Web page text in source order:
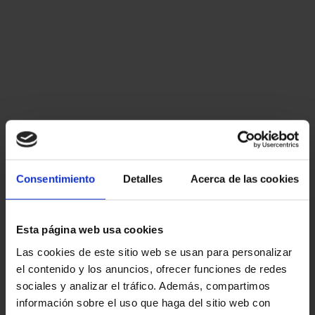
Consentimiento Detalles Acerca de las cookies
Esta página web usa cookies
Las cookies de este sitio web se usan para personalizar
el contenido y los anuncios, ofrecer funciones de redes
sociales y analizar el tráfico. Además, compartimos
información sobre el uso que haga del sitio web con